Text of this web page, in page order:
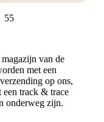
55
van de
met een
op ons,
een track & trace
onderweg zijn.